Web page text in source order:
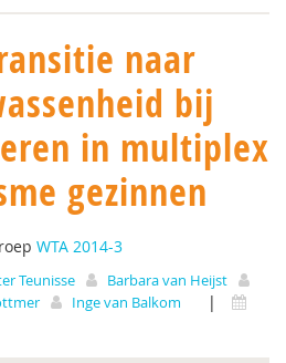
naar
bij
in multiplex
gezinnen
WTA 2014-3
Teunisse
Barbara van Heijst
Inge van Balkom
|